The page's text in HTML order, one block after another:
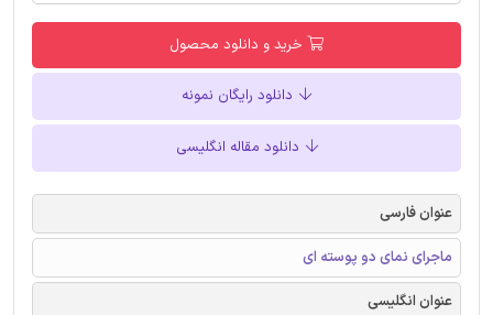
خرید و دانلود محصول
دانلود رایگان نمونه
دانلود مقاله انگلیسی
عنوان فارسی
ماجرای نمای دو پوسته ای
عنوان انگلیسی